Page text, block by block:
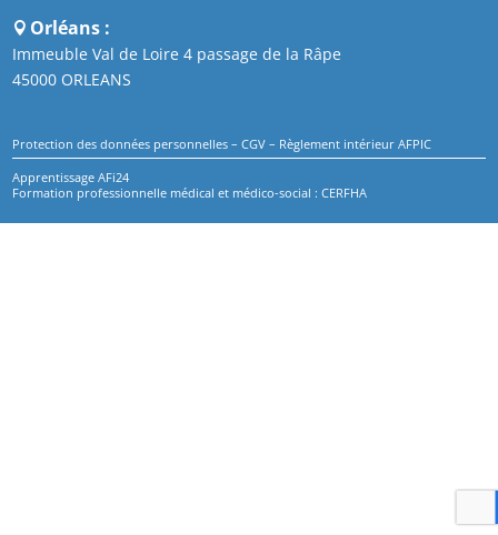
Orléans :
Immeuble Val de Loire 4 passage de la Râpe
45000 ORLEANS
Protection des données personnelles –CGV – Règlement intérieur AFPIC
Apprentissage AFi24
Formation professionnelle médical et médico-social : CERFHA